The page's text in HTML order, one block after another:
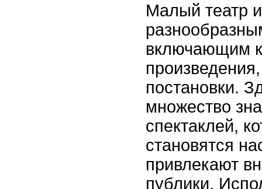
Малый театр
включающим
постановки.
множество
спектаклей,
становятся
привлекают
публики.